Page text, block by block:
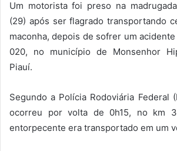
Um motorista foi preso na
(29) após ser flagrado transportando
maconha, depois de sofrer um
020, no município de Monsenhor
Piauí.
Segundo a Polícia Rodoviária Federal
ocorreu por volta de 0h15, no km
entorpecente era transportado em um